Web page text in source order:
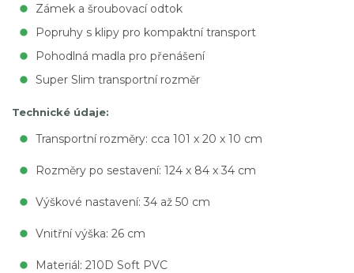
Zámek a šroubovací odtok
Popruhy s klipy pro kompaktní transport
Pohodlná madla pro přenášení
Super Slim transportní rozměr
Technické údaje:
Transportní rozměry: cca 101 x 20 x 10 cm
Rozměry po sestavení: 124 x 84 x 34 cm
Výškové nastavení: 34 až 50 cm
Vnitřní výška: 26 cm
Materiál: 210D Soft PVC